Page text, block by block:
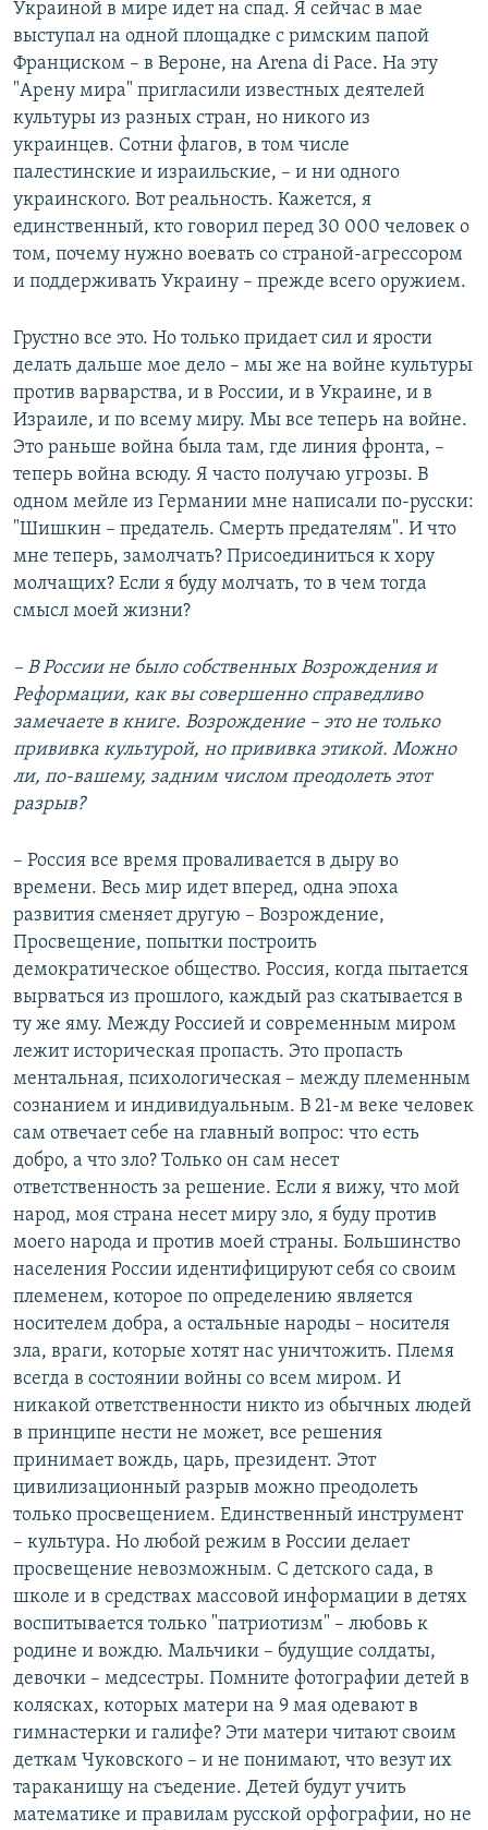
Украиной в мире идет на спад. Я сейчас в мае
выступал на одной площадке с римским папой
Франциском – в Вероне, на Arena di Pace. На эту
"Арену мира" пригласили известных деятелей
культуры из разных стран, но никого из
украинцев. Сотни флагов, в том числе
палестинские и израильские, – и ни одного
украинского. Вот реальность. Кажется, я
единственный, кто говорил перед 30 000 человек о
том, почему нужно воевать со страной-агрессором
и поддерживать Украину – прежде всего оружием.
Грустно все это. Но только придает сил и ярости
делать дальше мое дело – мы же на войне культуры
против варварства, и в России, и в Украине, и в
Израиле, и по всему миру. Мы все теперь на войне.
Это раньше война была там, где линия фронта, –
теперь война всюду. Я часто получаю угрозы. В
одном мейле из Германии мне написали по-русски:
"Шишкин – предатель. Смерть предателям". И что
мне теперь, замолчать? Присоединиться к хору
молчащих? Если я буду молчать, то в чем тогда
смысл моей жизни?
– В России не было собственных Возрождения и
Реформации, как вы совершенно справедливо
замечаете в книге. Возрождение – это не только
прививка культурой, но прививка этикой. Можно
ли, по-вашему, задним числом преодолеть этот
разрыв?
– Россия все время проваливается в дыру во
времени. Весь мир идет вперед, одна эпоха
развития сменяет другую – Возрождение,
Просвещение, попытки построить
демократическое общество. Россия, когда пытается
вырваться из прошлого, каждый раз скатывается в
ту же яму. Между Россией и современным миром
лежит историческая пропасть. Это пропасть
ментальная, психологическая – между племенным
сознанием и индивидуальным. В 21-м веке человек
сам отвечает себе на главный вопрос: что есть
добро, а что зло? Только он сам несет
ответственность за решение. Если я вижу, что мой
народ, моя страна несет миру зло, я буду против
моего народа и против моей страны. Большинство
населения России идентифицируют себя со своим
племенем, которое по определению является
носителем добра, а остальные народы – носителя
зла, враги, которые хотят нас уничтожить. Племя
всегда в состоянии войны со всем миром. И
никакой ответственности никто из обычных людей
в принципе нести не может, все решения
принимает вождь, царь, президент. Этот
цивилизационный разрыв можно преодолеть
только просвещением. Единственный инструмент
– культура. Но любой режим в России делает
просвещение невозможным. С детского сада, в
школе и в средствах массовой информации в детях
воспитывается только "патриотизм" – любовь к
родине и вождю. Мальчики – будущие солдаты,
девочки – медсестры. Помните фотографии детей в
колясках, которых матери на 9 мая одевают в
гимнастерки и галифе? Эти матери читают своим
деткам Чуковского – и не понимают, что везут их
тараканищу на съедение. Детей будут учить
математике и правилам русской орфографии, но не